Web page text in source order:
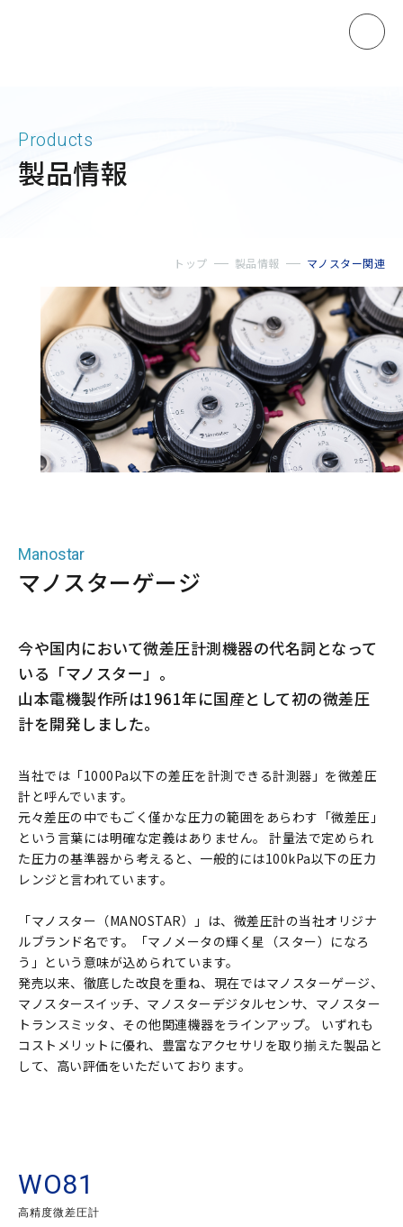
製品情報
マノスタートランスミッタ
受信計
開平演算器
直流電源装置
アクセサリ ピトー管
アクセサリ 管路部品
製品保証／サービス
特色
マノスターとは？
認証取得について
事業内容
微差圧関連
ガスタービン周辺機器
よくあるご質問
各種ダウンロード
会社案内
Corporate Value
Products
製品情報
トップ 製品情報 マノスター関連
Manostar
マノスターゲージ
今や国内において微差圧計測機器の代名詞となって
いる「マノスター」。
山本電機製作所は1961年に国産として初の微差圧
計を開発しました。
当社では「1000Pa以下の差圧を計測できる計測器」を微差圧
計と呼んでいます。
元々差圧の中でもごく僅かな圧力の範囲をあらわす「微差圧」
という言葉には明確な定義はありません。 計量法で定められ
た圧力の基準器から考えると、一般的には100kPa以下の圧力
レンジと言われています。
「マノスター（MANOSTAR）」は、微差圧計の当社オリジナ
ルブランド名です。「マノメータの輝く星（スター）になろ
う」という意味が込められています。
発売以来、徹底した改良を重ね、現在ではマノスターゲージ、
マノスタースイッチ、マノスターデジタルセンサ、マノスター
トランスミッタ、その他関連機器をラインアップ。 いずれも
コストメリットに優れ、豊富なアクセサリを取り揃えた製品と
して、高い評価をいただいております。
WO81
高精度微差圧計